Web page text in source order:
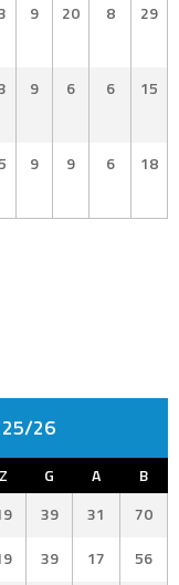
9 20 8 29
9 6 6 15
9 9 6 18
25/26
Z G A
B
39 31
70
39 17
56